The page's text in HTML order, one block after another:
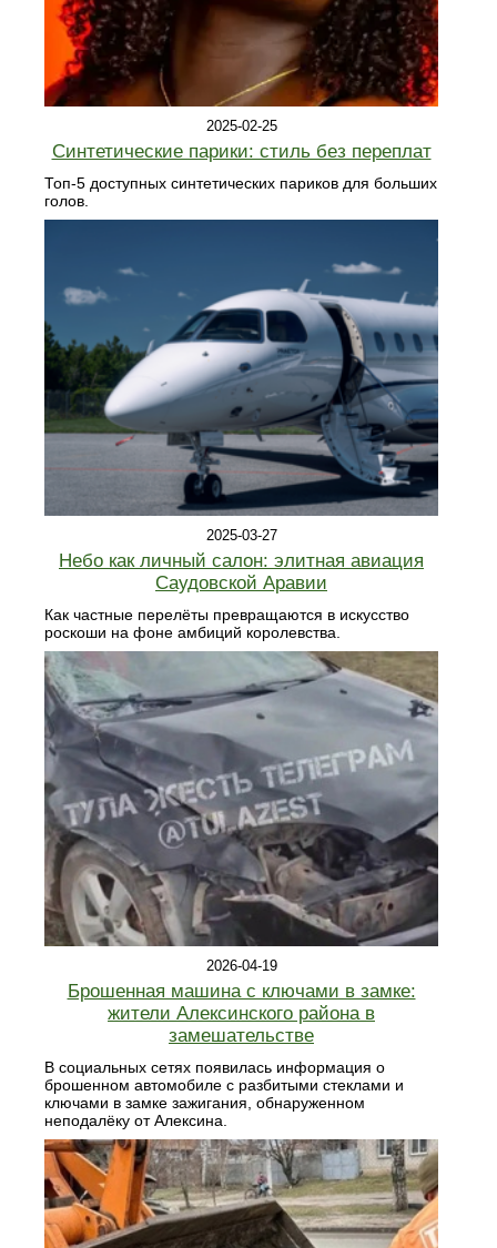
2025-02-25
Синтетические парики: стиль без переплат
Топ-5 доступных синтетических париков для больших
голов.
2025-03-27
Небо как личный салон: элитная авиация
Саудовской Аравии
Как частные перелёты превращаются в искусство
роскоши на фоне амбиций королевства.
2026-04-19
Брошенная машина с ключами в замке:
жители Алексинского района в
замешательстве
В социальных сетях появилась информация о
брошенном автомобиле с разбитыми стеклами и
ключами в замке зажигания, обнаруженном
неподалёку от Алексина.